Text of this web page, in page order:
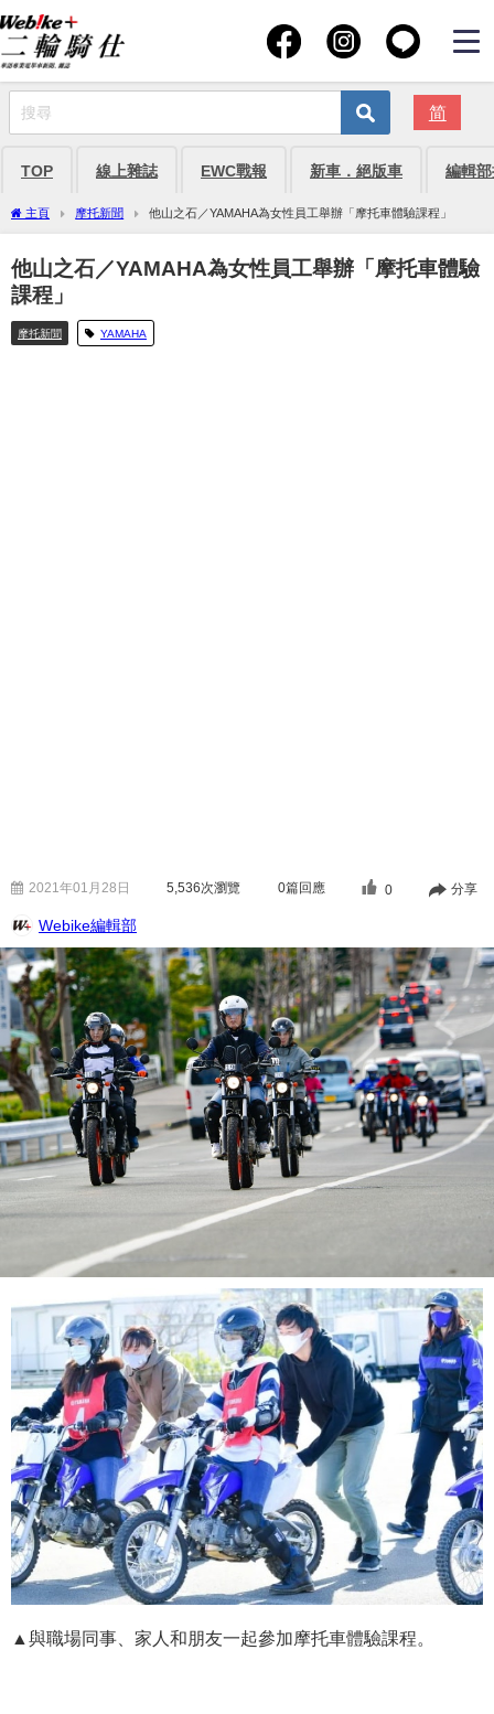
简
TOP 線上雜誌 EWC戰報 新車．絕版車 編輯
主頁 摩托新聞 他山之石／YAMAHA為女性員工舉辦「摩托車體驗課程」
他山之石／YAMAHA為女性員工舉辦「摩托車體驗
課程」
摩托新聞 YAMAHA
2021年01月28日 5,536次瀏覽 0篇回應 0 分享
Webike編輯部
▲與職場同事、家人和朋友一起參加摩托車體驗課程。